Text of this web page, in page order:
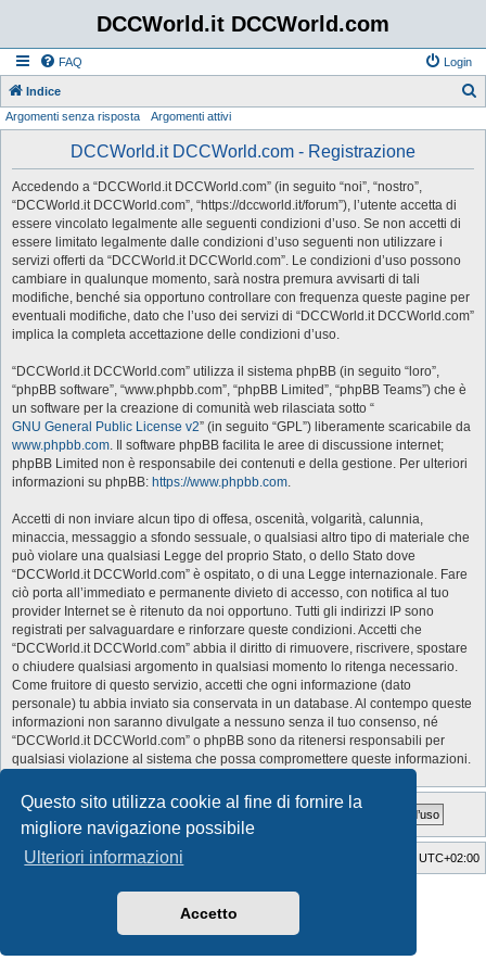
Questo sito utilizza cookie al fine di fornire la
migliore navigazione possibile
Ulteriori informazioni
Accetto
DCCWorld.it DCCWorld.com
FAQ Login
Indice
Argomenti senza risposta Argomenti attivi
DCCWorld.it DCCWorld.com - Registrazione
Accedendo a “DCCWorld.it DCCWorld.com” (in seguito “noi”, “nostro”,
“DCCWorld.it DCCWorld.com”, “https://dccworld.it/forum”), l’utente accetta di
essere vincolato legalmente alle seguenti condizioni d’uso. Se non accetti di
essere limitato legalmente dalle condizioni d’uso seguenti non utilizzare i
servizi offerti da “DCCWorld.it DCCWorld.com”. Le condizioni d’uso possono
cambiare in qualunque momento, sarà nostra premura avvisarti di tali
modifiche, benché sia opportuno controllare con frequenza queste pagine per
eventuali modifiche, dato che l’uso dei servizi di “DCCWorld.it DCCWorld.com”
implica la completa accettazione delle condizioni d’uso.
“DCCWorld.it DCCWorld.com” utilizza il sistema phpBB (in seguito “loro”,
“phpBB software”, “www.phpbb.com”, “phpBB Limited”, “phpBB Teams”) che è
un software per la creazione di comunità web rilasciata sotto “
GNU General Public License v2” (in seguito “GPL”) liberamente scaricabile da
www.phpbb.com. Il software phpBB facilita le aree di discussione internet;
phpBB Limited non è responsabile dei contenuti e della gestione. Per ulteriori
informazioni su phpBB: https://www.phpbb.com.
Accetti di non inviare alcun tipo di offesa, oscenità, volgarità, calunnia,
minaccia, messaggio a sfondo sessuale, o qualsiasi altro tipo di materiale che
può violare una qualsiasi Legge del proprio Stato, o dello Stato dove
“DCCWorld.it DCCWorld.com” è ospitato, o di una Legge internazionale. Fare
ciò porta all’immediato e permanente divieto di accesso, con notifica al tuo
provider Internet se è ritenuto da noi opportuno. Tutti gli indirizzi IP sono
registrati per salvaguardare e rinforzare queste condizioni. Accetti che
“DCCWorld.it DCCWorld.com” abbia il diritto di rimuovere, riscrivere, spostare
o chiudere qualsiasi argomento in qualsiasi momento lo ritenga necessario.
Come fruitore di questo servizio, accetti che ogni informazione (dato
personale) tu abbia inviato sia conservata in un database. Al contempo queste
informazioni non saranno divulgate a nessuno senza il tuo consenso, né
“DCCWorld.it DCCWorld.com” o phpBB sono da ritenersi responsabili per
qualsiasi violazione al sistema che possa compromettere queste informazioni.
Indice UTC+02:00
Style Developer by ©GTA game
phpBB